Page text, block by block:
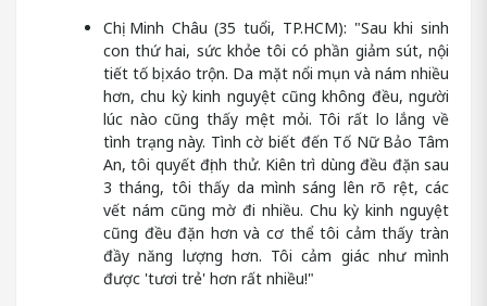
Chị Minh Châu (35 tuổi, TP.HCM): "Sau khi sinh
con thứ hai, sức khỏe tôi có phần giảm sút, nội
tiết tố bị xáo trộn. Da mặt nổi mụn và nám nhiều
hơn, chu kỳ kinh nguyệt cũng không đều, người
lúc nào cũng thấy mệt mỏi. Tôi rất lo lắng về
tình trạng này. Tình cờ biết đến Tố Nữ Bảo Tâm
An, tôi quyết định thử. Kiên trì dùng đều đặn sau
3 tháng, tôi thấy da mình sáng lên rõ rệt, các
vết nám cũng mờ đi nhiều. Chu kỳ kinh nguyệt
cũng đều đặn hơn và cơ thể tôi cảm thấy tràn
đầy năng lượng hơn. Tôi cảm giác như mình
được 'tươi trẻ' hơn rất nhiều!"